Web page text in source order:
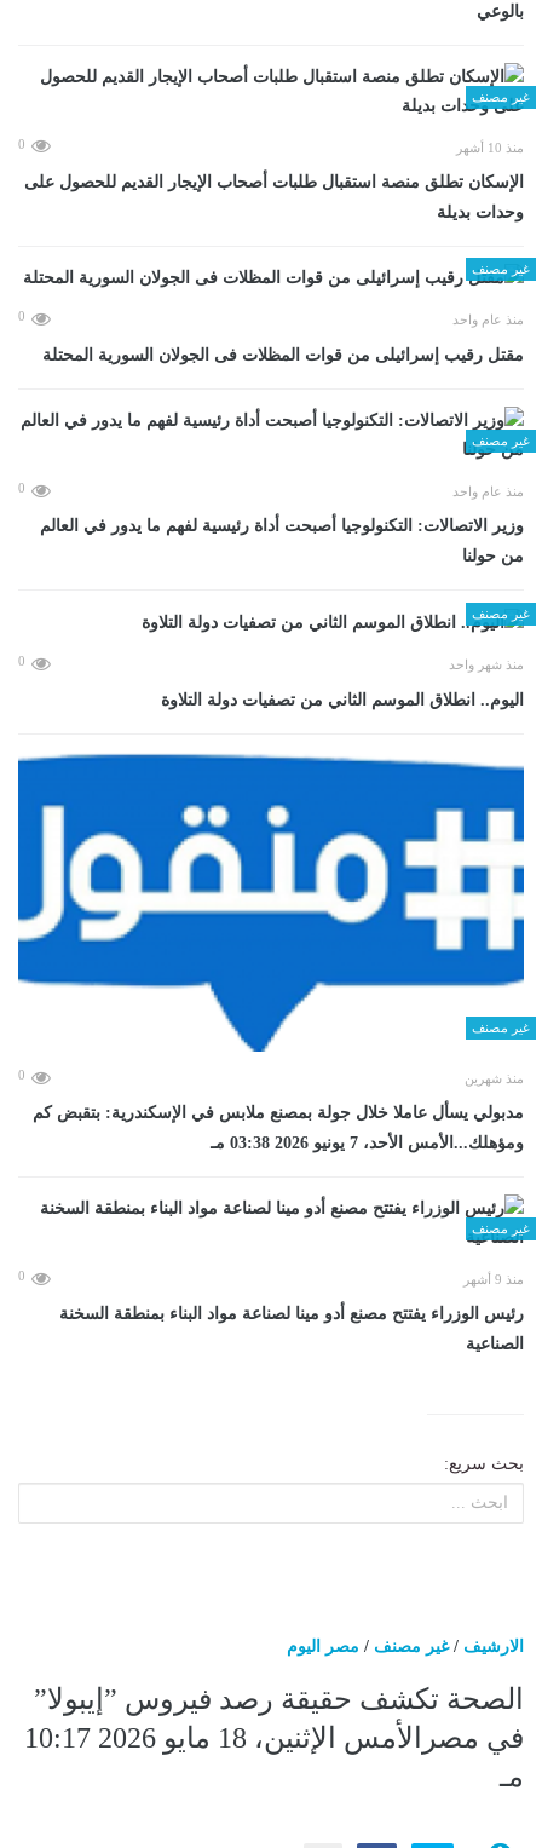
بالوعي
غير مصنف
منذ 10 أشهر 0
الإسكان تطلق منصة استقبال طلبات أصحاب الإيجار القديم للحصول على
وحدات بديلة
غير مصنف
منذ عام واحد 0
مقتل رقيب إسرائيلى من قوات المظلات فى الجولان السورية المحتلة
غير مصنف
منذ عام واحد 0
وزير الاتصالات: التكنولوجيا أصبحت أداة رئيسية لفهم ما يدور في العالم
من حولنا
غير مصنف
منذ شهر واحد 0
اليوم.. انطلاق الموسم الثاني من تصفيات دولة التلاوة
غير مصنف
منذ شهرين 0
مدبولي يسأل عاملا خلال جولة بمصنع ملابس في الإسكندرية: بتقبض كم
ومؤهلك...الأمس الأحد، 7 يونيو 2026 03:38 مـ
غير مصنف
منذ 9 أشهر 0
رئيس الوزراء يفتتح مصنع أدو مينا لصناعة مواد البناء بمنطقة السخنة
الصناعية
بحث سريع:
الارشيف /غير مصنف / مصر اليوم
الصحة تكشف حقيقة رصد فيروس ”إيبولا”
في مصرالأمس الإثنين، 18 مايو 2026 10:17
مـ